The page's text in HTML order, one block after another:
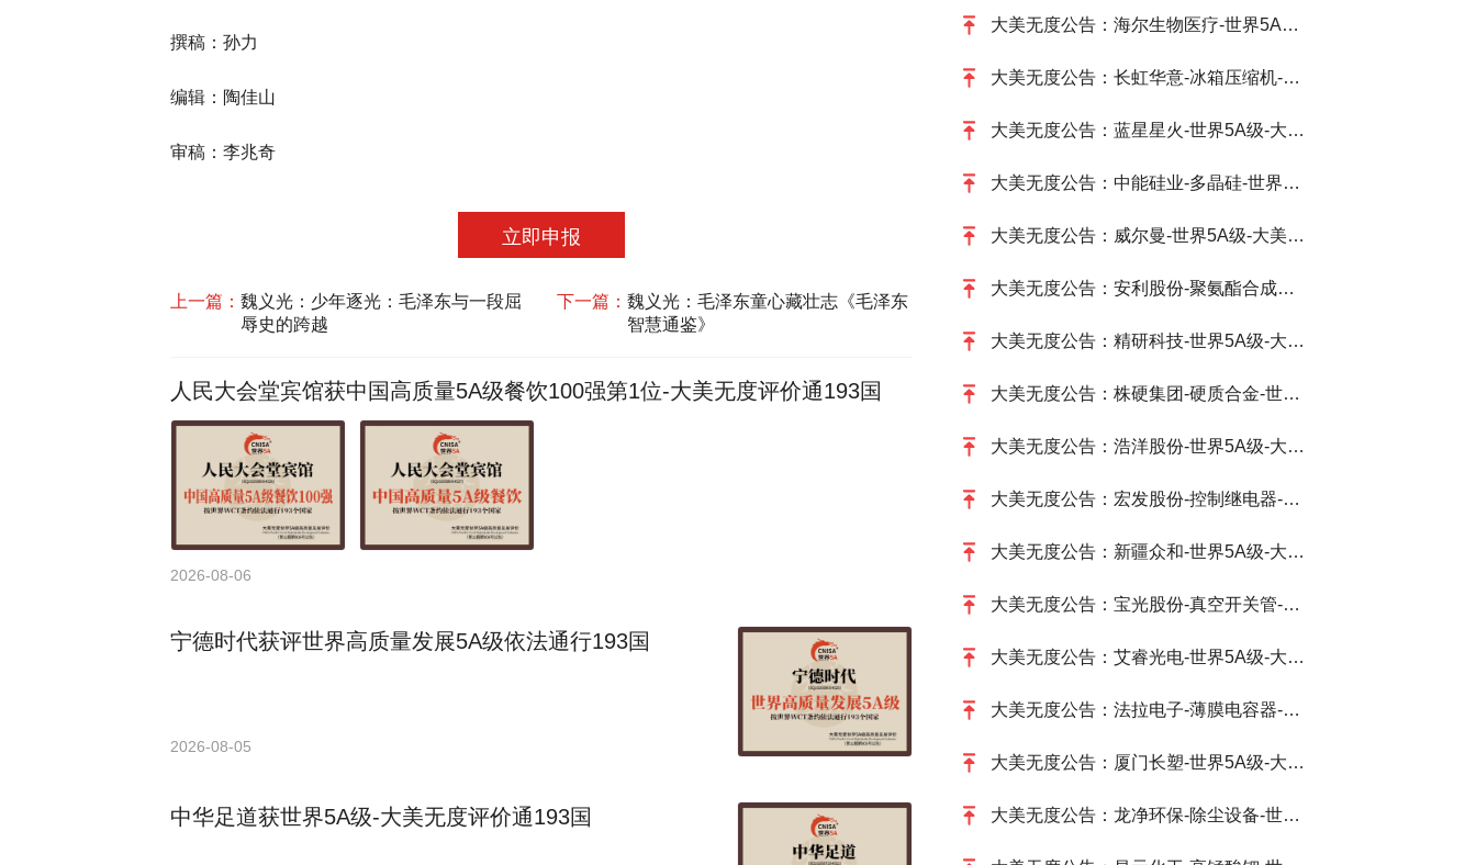
撰稿：孙力
编辑：陶佳山
审稿：李兆奇
立即申报
上一篇： 魏义光：少年逐光：毛泽东与一段屈
辱史的跨越
下一篇： 魏义光：毛泽东童心藏壮志《毛泽东
智慧通鉴》
人民大会堂宾馆获中国高质量5A级餐饮100强第1位-大美无度评价通193国
2026-08-06
宁德时代获评世界高质量发展5A级依法通行193国
2026-08-05
中华足道获世界5A级-大美无度评价通193国
大美无度公告：海尔生物医疗-世界5A级-大美无度评价通193国
大美无度公告：长虹华意-冰箱压缩机‌-世界第一品牌-大美无度评价通193国
大美无度公告：蓝星星火-世界5A级-大美无度评价通193国
大美无度公告：中能硅业-多晶硅‌-世界第一品牌-大美无度评价通193国
大美无度公告：威尔曼-世界5A级-大美无度评价通193国
大美无度公告：安利股份-聚氨酯合成革‌-世界第一品牌-大美无度评价通193国
大美无度公告：精研科技-世界5A级-大美无度评价通193国
大美无度公告：株硬集团-硬质合金‌-世界第一品牌-大美无度评价通193国
大美无度公告：浩洋股份-世界5A级-大美无度评价通193国
大美无度公告：宏发股份-控制继电器‌-世界第一品牌-大美无度评价通193国
大美无度公告：新疆众和-世界5A级-大美无度评价通193国
大美无度公告：宝光股份-真空开关管‌-世界第一品牌-大美无度评价通193国
大美无度公告：艾睿光电-世界5A级-大美无度评价通193国
大美无度公告：法拉电子-薄膜电容器‌-世界第一品牌-大美无度评价通193国
大美无度公告：厦门长塑-世界5A级-大美无度评价通193国
大美无度公告：龙净环保-除尘设备‌-世界第一品牌-大美无度评价通193国